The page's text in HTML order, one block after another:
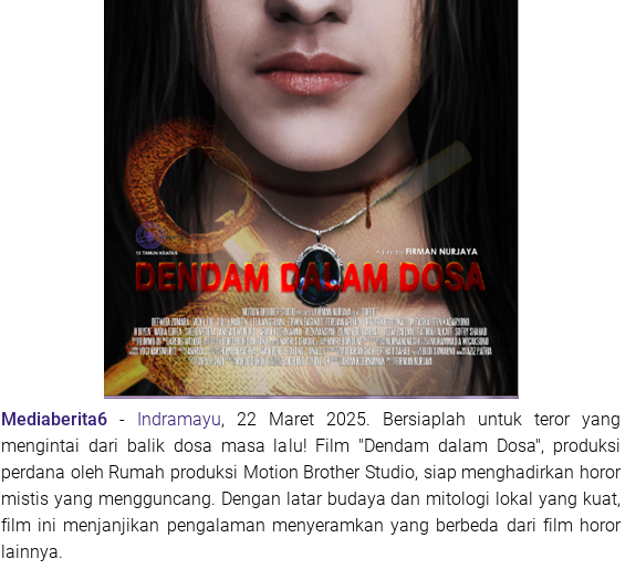
Mediaberita6 - Indramayu, 22 Maret 2025. Bersiaplah untuk teror yang
mengintai dari balik dosa masa lalu! Film "Dendam dalam Dosa", produksi
perdana oleh Rumah produksi Motion Brother Studio, siap menghadirkan horor
mistis yang mengguncang. Dengan latar budaya dan mitologi lokal yang kuat,
film ini menjanjikan pengalaman menyeramkan yang berbeda dari film horor
lainnya.